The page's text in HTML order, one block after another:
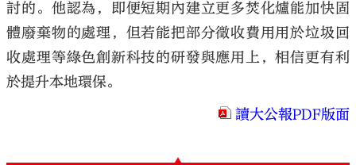
討的。他認為，即便短期內建立更多焚化爐能加快固
體廢棄物的處理，但若能把部分徵收費用用於垃圾回
收處理等綠色創新科技的研發與應用上，相信更有利
於提升本地環保。
讀大公報PDF版面